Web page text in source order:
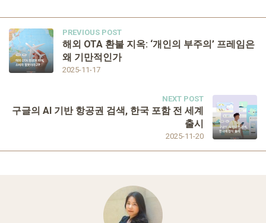
PREVIOUS POST
2025-11-17
해외 OTA 환불 지옥: ‘개인의 부주의’ 프레임은
왜 기만적인가
NEXT POST
2025-11-20
구글의 AI 기반 항공권 검색, 한국 포함 전 세계
출시